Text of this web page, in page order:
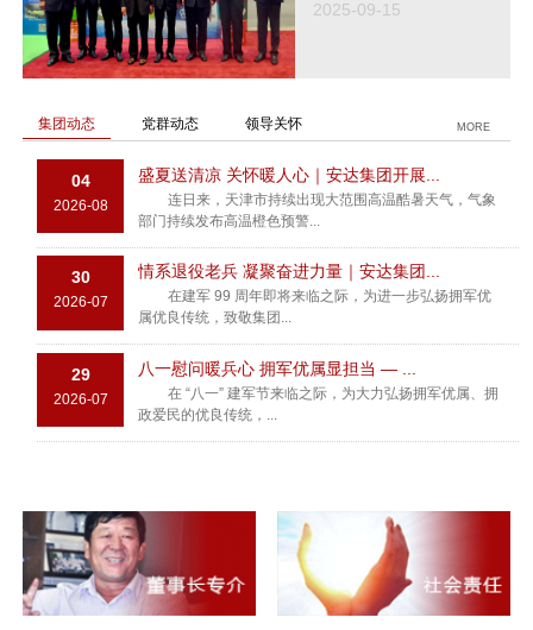
2025-09-15
集团动态 党群动态 领导关怀 MORE
04
2026-08
盛夏送清凉 关怀暖人心｜安达集团开展...
连日来，天津市持续出现大范围高温酷暑天气，气象
部门持续发布高温橙色预警...
30
2026-07
情系退役老兵 凝聚奋进力量｜安达集团...
在建军 99 周年即将来临之际，为进一步弘扬拥军优
属优良传统，致敬集团...
29
2026-07
八一慰问暖兵心 拥军优属显担当 — ...
在 “八一” 建军节来临之际，为大力弘扬拥军优属、拥
政爱民的优良传统，...